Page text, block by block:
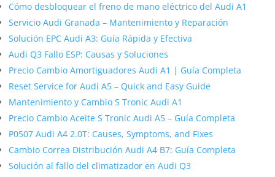
Cómo desbloquear el freno de mano eléctrico del Audi A1
Servicio Audi Granada – Mantenimiento y Reparación
Solución EPC Audi A3: Guía Rápida y Efectiva
Audi Q3 Fallo ESP: Causas y Soluciones
Precio Cambio Amortiguadores Audi A1 | Guía Completa
Reset Service for Audi A5 – Quick and Easy Guide
Mantenimiento y Cambio S Tronic Audi A1
Precio Cambio Aceite S Tronic Audi A5 – Guía Completa
P0507 Audi A4 2.0T: Causes, Symptoms, and Fixes
Cambio Correa Distribución Audi A4 B7: Guía Completa
Solución al fallo del climatizador en Audi Q3